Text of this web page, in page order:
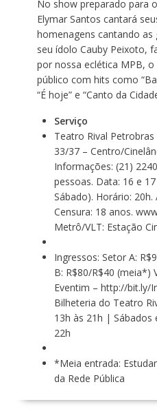
No show preparado para
Elymar Santos cantará
homenagens cantando
seu ídolo Cauby Peixoto,
por nossa eclética MPB,
público com hits como
“É hoje” e “Canto da
Serviço
Teatro Rival Petrobras
33/37 – Centro/
Informações: (21)
pessoas. Data: 16 e
Sábado). Horário: 20h.
Censura: 18 anos.
Metrô/VLT: Estação
Ingressos: Setor A:
B: R$80/R$40 (meia*)
Eventim – http://bit.ly/
Bilheteria do Teatro
13h às 21h | Sábados
22h
*Meia entrada:
da Rede Pública